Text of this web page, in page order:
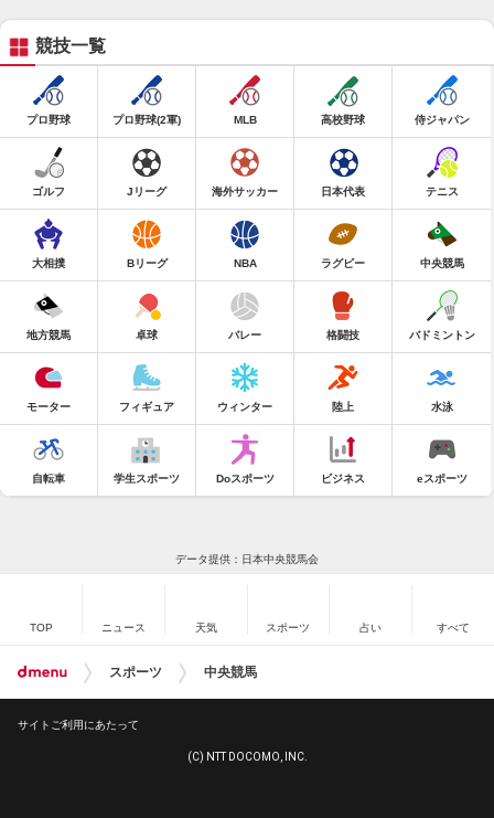
競技一覧
プロ野球 プロ野球(2軍) MLB 高校野球 侍ジャパン
ゴルフ Jリーグ 海外サッカー 日本代表 テニス
大相撲 Bリーグ NBA ラグビー 中央競馬
地方競馬 卓球 バレー 格闘技 バドミントン
モーター フィギュア ウィンター 陸上 水泳
自転車 学生スポーツ Doスポーツ ビジネス eスポーツ
データ提供：日本中央競馬会
TOP ニュース 天気 スポーツ 占い すべて
スポーツ 中央競馬
サイトご利用にあたって
(C) NTT DOCOMO, INC.